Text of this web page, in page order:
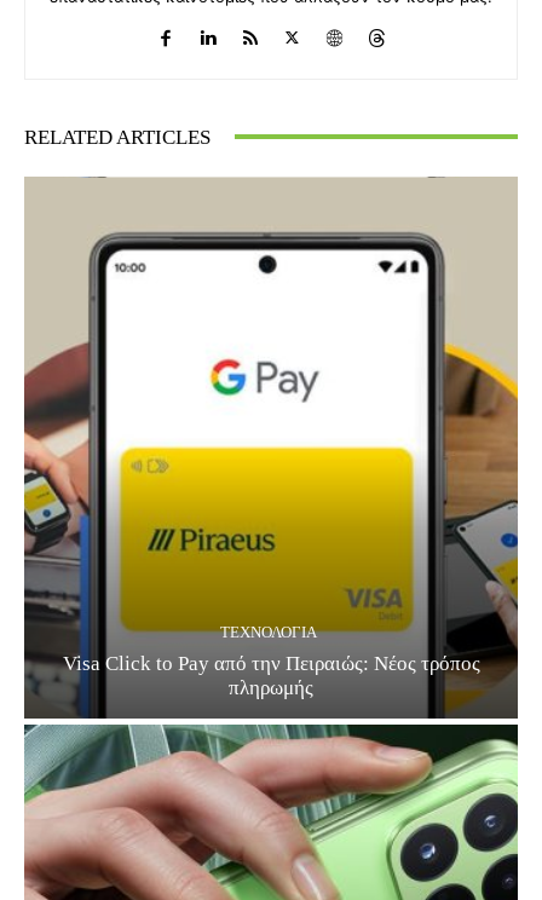
RELATED ARTICLES
ΤΕΧΝΟΛΟΓΊΑ
Visa Click to Pay από την Πειραιώς: Νέος τρόπος
πληρωμής